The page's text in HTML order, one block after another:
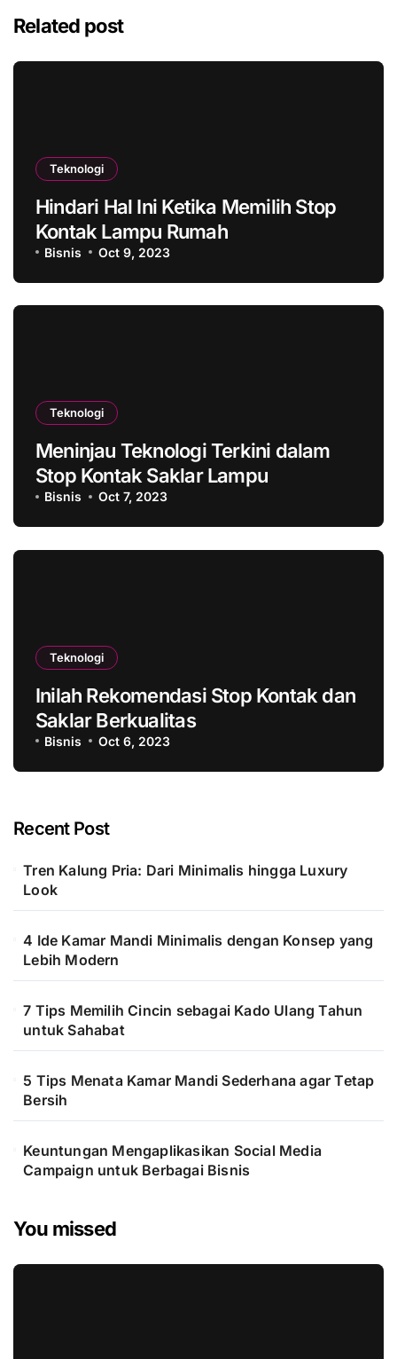
Related post
Teknologi
Hindari Hal Ini Ketika Memilih Stop
Kontak Lampu Rumah
Bisnis Oct 9, 2023
Teknologi
Meninjau Teknologi Terkini dalam
Stop Kontak Saklar Lampu
Bisnis Oct 7, 2023
Teknologi
Inilah Rekomendasi Stop Kontak dan
Saklar Berkualitas
Bisnis Oct 6, 2023
Recent Post
Tren Kalung Pria: Dari Minimalis hingga Luxury
Look
4 Ide Kamar Mandi Minimalis dengan Konsep yang
Lebih Modern
7 Tips Memilih Cincin sebagai Kado Ulang Tahun
untuk Sahabat
5 Tips Menata Kamar Mandi Sederhana agar Tetap
Bersih
Keuntungan Mengaplikasikan Social Media
Campaign untuk Berbagai Bisnis
You missed